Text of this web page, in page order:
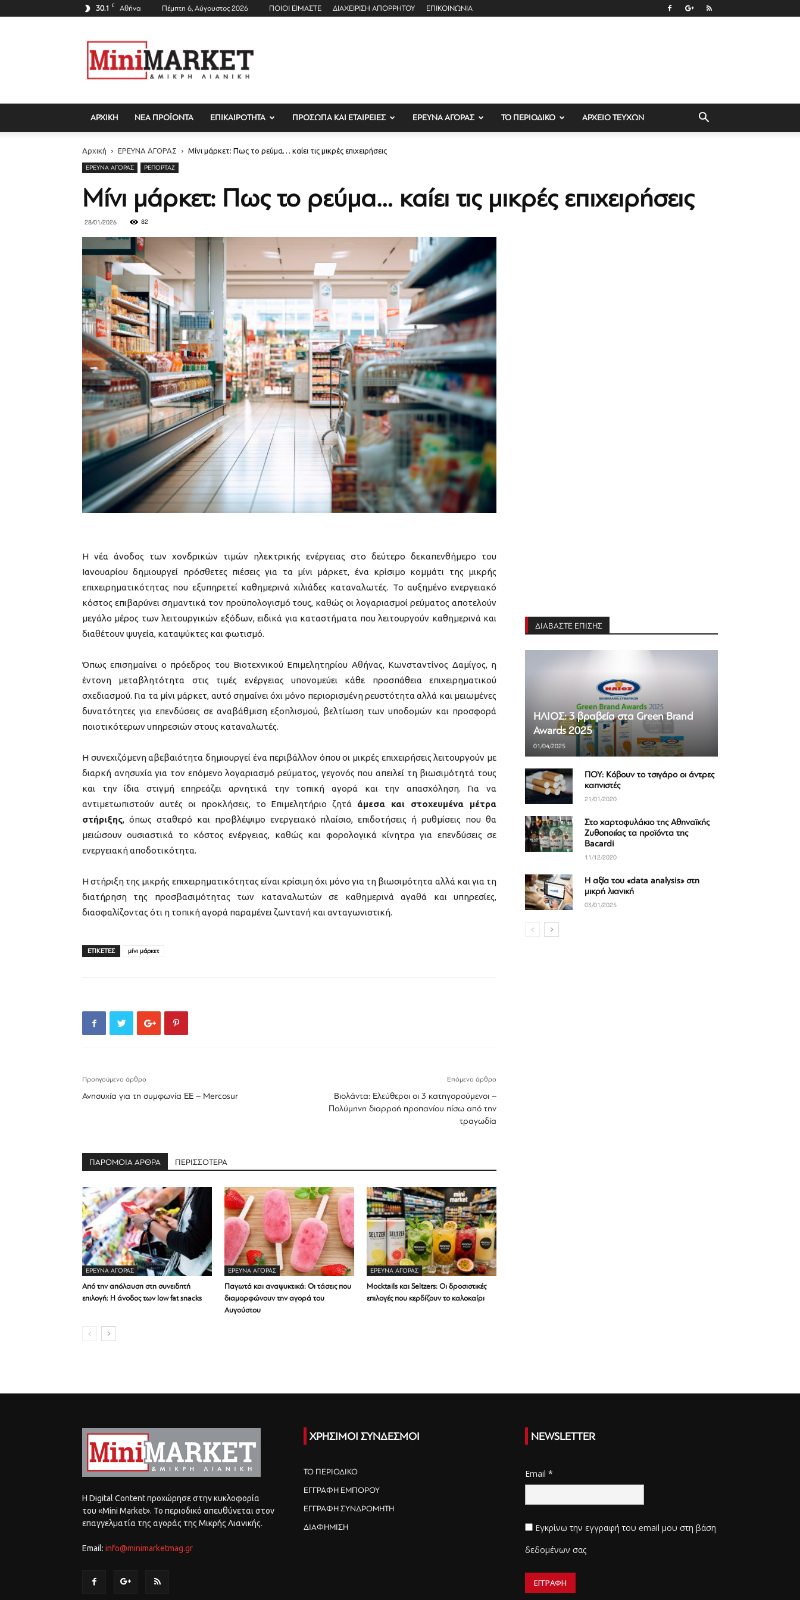
30.1 C Αθήνα Πέμπτη 6, Αύγουστος 2026 ΠΟΙΟΙ ΕΙΜΑΣΤΕ ΔΙΑΧΕΙΡΙΣΗ ΑΠΟΡΡΗΤΟΥ ΕΠΙΚΟΙΝΩΝΙΑ
Mini
Market
Magazine
ΑΡΧΙΚΗ ΝΕΑ ΠΡΟΪΟΝΤΑ ΕΠΙΚΑΙΡΟΤΗΤΑ ΠΡΟΣΩΠΑ ΚΑΙ ΕΤΑΙΡΕΙΕΣ ΕΡΕΥΝΑ ΑΓΟΡΑΣ ΤΟ ΠΕΡΙΟΔΙΚΟ ΑΡΧΕΙΟ ΤΕΥΧΩΝ
Αρχική ΕΡΕΥΝΑ ΑΓΟΡΑΣ Μίνι μάρκετ: Πως το ρεύμα… καίει τις μικρές επιχειρήσεις
ΕΡΕΥΝΑ ΑΓΟΡΑΣ ΡΕΠΟΡΤΆΖ
Μίνι μάρκετ: Πως το ρεύμα… καίει τις μικρές επιχειρήσεις
28/01/2026 82
Η νέα άνοδος των χονδρικών τιμών ηλεκτρικής ενέργειας στο δεύτερο δεκαπενθήμερο του
Ιανουαρίου δημιουργεί πρόσθετες πιέσεις για τα μίνι μάρκετ, ένα κρίσιμο κομμάτι της μικρής
επιχειρηματικότητας που εξυπηρετεί καθημερινά χιλιάδες καταναλωτές. Το αυξημένο ενεργειακό
κόστος επιβαρύνει σημαντικά τον προϋπολογισμό τους, καθώς οι λογαριασμοί ρεύματος αποτελούν
μεγάλο μέρος των λειτουργικών εξόδων, ειδικά για καταστήματα που λειτουργούν καθημερινά και
διαθέτουν ψυγεία, καταψύκτες και φωτισμό.
Όπως επισημαίνει ο πρόεδρος του Βιοτεχνικού Επιμελητηρίου Αθήνας, Κωνσταντίνος Δαμίγος, η
έντονη μεταβλητότητα στις τιμές ενέργειας υπονομεύει κάθε προσπάθεια επιχειρηματικού
σχεδιασμού. Για τα μίνι μάρκετ, αυτό σημαίνει όχι μόνο περιορισμένη ρευστότητα αλλά και μειωμένες
δυνατότητες για επενδύσεις σε αναβάθμιση εξοπλισμού, βελτίωση των υποδομών και προσφορά
ποιοτικότερων υπηρεσιών στους καταναλωτές.
Η συνεχιζόμενη αβεβαιότητα δημιουργεί ένα περιβάλλον όπου οι μικρές επιχειρήσεις λειτουργούν με
διαρκή ανησυχία για τον επόμενο λογαριασμό ρεύματος, γεγονός που απειλεί τη βιωσιμότητά τους
και την ίδια στιγμή επηρεάζει αρνητικά την τοπική αγορά και την απασχόληση. Για να
αντιμετωπιστούν αυτές οι προκλήσεις, το Επιμελητήριο ζητά άμεσα και στοχευμένα μέτρα
στήριξης, όπως σταθερό και προβλέψιμο ενεργειακό πλαίσιο, επιδοτήσεις ή ρυθμίσεις που θα
μειώσουν ουσιαστικά το κόστος ενέργειας, καθώς και φορολογικά κίνητρα για επενδύσεις σε
ενεργειακή αποδοτικότητα.
Η στήριξη της μικρής επιχειρηματικότητας είναι κρίσιμη όχι μόνο για τη βιωσιμότητα αλλά και για τη
διατήρηση της προσβασιμότητας των καταναλωτών σε καθημερινά αγαθά και υπηρεσίες,
διασφαλίζοντας ότι η τοπική αγορά παραμένει ζωντανή και ανταγωνιστική.
ΕΤΙΚΕΤΕΣ μίνι μάρκετ
Προηγούμενο άρθρο
Ανησυχία για τη συμφωνία ΕΕ – Mercosur
Επόμενο άρθρο
Βιολάντα: Ελεύθεροι οι 3 κατηγορούμενοι –
Πολύμηνη διαρροή προπανίου πίσω από την
τραγωδία
ΠΑΡΟΜΟΙΑ ΑΡΘΡΑ ΠΕΡΙΣΣΟΤΕΡΑ
ΕΡΕΥΝΑ ΑΓΟΡΑΣ
Από την απόλαυση στη συνειδητή
επιλογή: Η άνοδος των low fat snacks
ΕΡΕΥΝΑ ΑΓΟΡΑΣ
Παγωτά και αναψυκτικά: Οι τάσεις που
διαμορφώνουν την αγορά του
Αυγούστου
ΕΡΕΥΝΑ ΑΓΟΡΑΣ
Mocktails και Seltzers: Οι δροσιστικές
επιλογές που κερδίζουν το καλοκαίρι
ΔΙΑΒΑΣΤΕ ΕΠΙΣΗΣ
ΗΛΙΟΣ: 3 βραβεία στα Green Brand
Awards 2025
01/04/2025
ΠΟΥ: Κόβουν το τσιγάρο οι άντρες
καπνιστές
21/01/2020
Στο χαρτοφυλάκιο της Αθηναϊκής
Ζυθοποιίας τα προϊόντα της
Bacardi
11/12/2020
Η αξία του «data analysis» στη
μικρή λιανική
03/01/2025
Η Digital Content προχώρησε στην κυκλοφορία
του «Mini Market». Το περιοδικό απευθύνεται στον
επαγγελματία της αγοράς της Μικρής Λιανικής.
Email: info@minimarketmag.gr
ΧΡΗΣΙΜΟΙ ΣΥΝΔΕΣΜΟΙ
ΤΟ ΠΕΡΙΟΔΙΚΟ
ΕΓΓΡΑΦΗ ΕΜΠΟΡΟΥ
ΕΓΓΡΑΦΗ ΣΥΝΔΡΟΜΗΤΗ
ΔΙΑΦΗΜΙΣΗ
NEWSLETTER
Email *
Εγκρίνω την εγγραφή του email μου στη βάση
δεδομένων σας